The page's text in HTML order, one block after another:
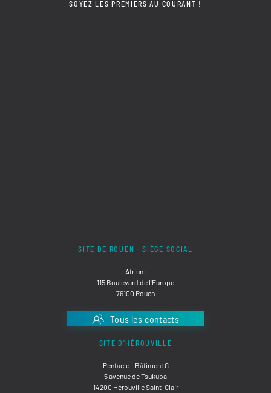
SOYEZ LES PREMIERS AU COURANT !
SITE DE ROUEN - SIÈGE SOCIAL
Atrium
115 Boulevard de l'Europe
76100 Rouen
Tous les contacts
SITE D'HÉROUVILLE
Pentacle - Bâtiment C
5 avenue de Tsukuba
14200 Hérouville Saint-Clair